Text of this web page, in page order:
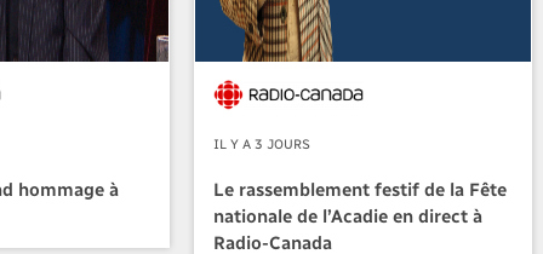
hommage à
IL Y A 3 JOURS
Le rassemblement festif de la Fête
nationale de l’Acadie en direct à
Radio-Canada